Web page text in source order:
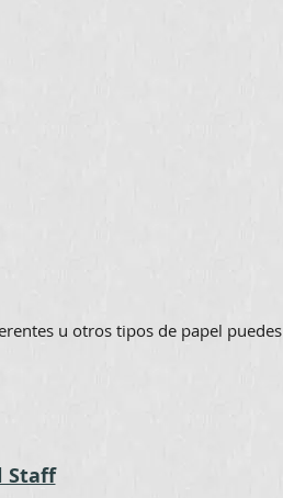
u otros tipos de papel puedes
Staff